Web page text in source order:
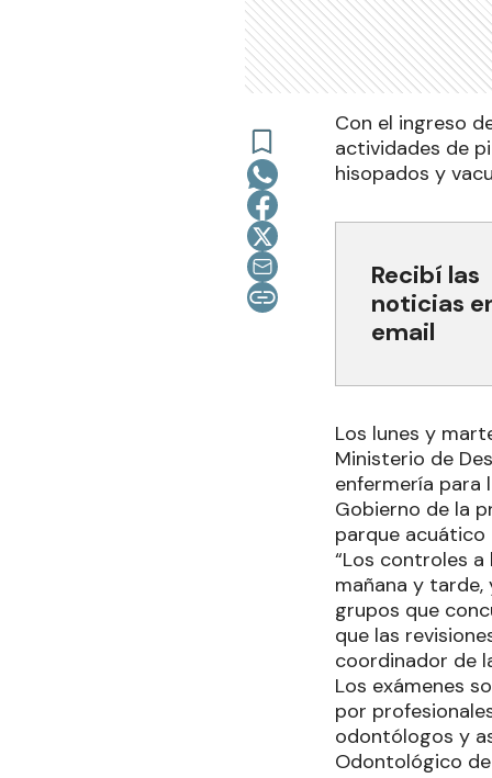
Con el ingreso
actividades de
hisopados y
Recibí las
noticias
email
Los lunes y
Ministerio de
enfermería para
Gobierno de la
parque acuático
“Los controles
mañana y
grupos que
que las
coordinador de
Los exámenes
por
odontólogos y
Odontológico